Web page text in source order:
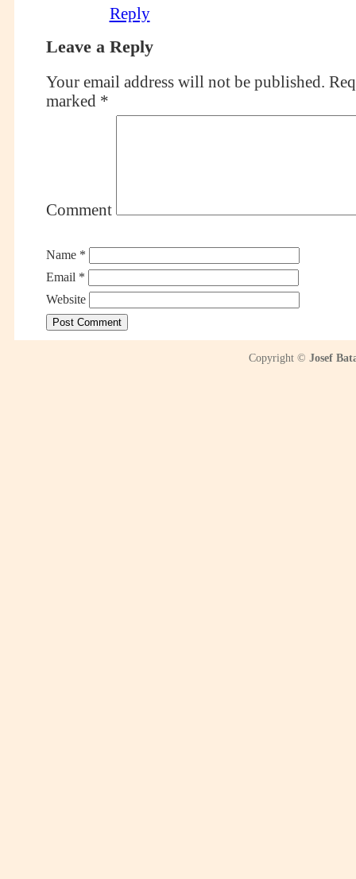
Reply
Leave a Reply
Your email address will not be published.
marked *
Comment
Name *
Email *
Website
Copyright © Josef